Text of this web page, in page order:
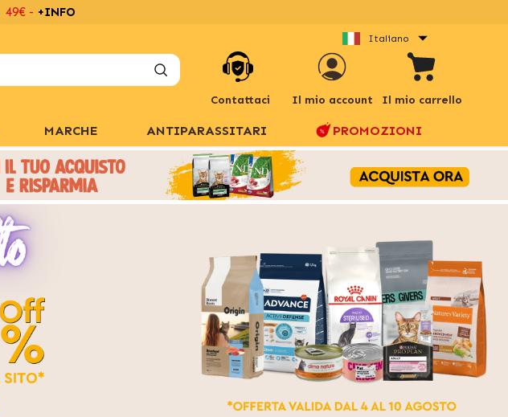
49€ - +INFO
Italiano
Contattaci Il mio account Il mio carrello
MARCHE ANTIPARASSITARI PROMOZIONI